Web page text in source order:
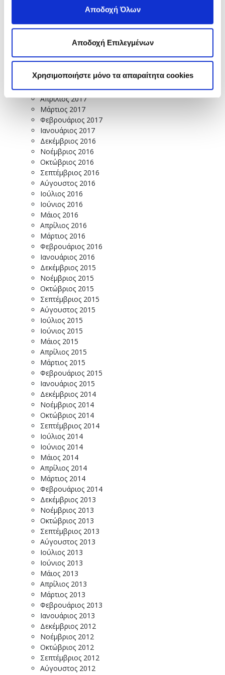
Αποδοχή Όλων
Αποδοχή Επιλεγμένων
Χρησιμοποιήστε μόνο τα απαραίτητα cookies
Δεκέμβριος 2017
Νοέμβριος 2017
Σεπτέμβριος 2017
Αύγουστος 2017
Ιούνιος 2017
Μάιος 2017
Απρίλιος 2017
Μάρτιος 2017
Φεβρουάριος 2017
Ιανουάριος 2017
Δεκέμβριος 2016
Νοέμβριος 2016
Οκτώβριος 2016
Σεπτέμβριος 2016
Αύγουστος 2016
Ιούλιος 2016
Ιούνιος 2016
Μάιος 2016
Απρίλιος 2016
Μάρτιος 2016
Φεβρουάριος 2016
Ιανουάριος 2016
Δεκέμβριος 2015
Νοέμβριος 2015
Οκτώβριος 2015
Σεπτέμβριος 2015
Αύγουστος 2015
Ιούλιος 2015
Ιούνιος 2015
Μάιος 2015
Απρίλιος 2015
Μάρτιος 2015
Φεβρουάριος 2015
Ιανουάριος 2015
Δεκέμβριος 2014
Νοέμβριος 2014
Οκτώβριος 2014
Σεπτέμβριος 2014
Ιούλιος 2014
Ιούνιος 2014
Μάιος 2014
Απρίλιος 2014
Μάρτιος 2014
Φεβρουάριος 2014
Δεκέμβριος 2013
Νοέμβριος 2013
Οκτώβριος 2013
Σεπτέμβριος 2013
Αύγουστος 2013
Ιούλιος 2013
Ιούνιος 2013
Μάιος 2013
Απρίλιος 2013
Μάρτιος 2013
Φεβρουάριος 2013
Ιανουάριος 2013
Δεκέμβριος 2012
Νοέμβριος 2012
Οκτώβριος 2012
Σεπτέμβριος 2012
Αύγουστος 2012